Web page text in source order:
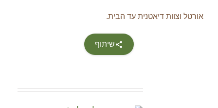
אורטל וצוות דיאטנית עד הבית.
שיתוף